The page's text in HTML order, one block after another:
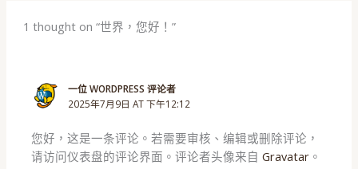
1 thought on “世界，您好！”
一位 WORDPRESS 评论者
2025年7月9日 AT 下午12:12
您好，这是一条评论。若需要审核、编辑或删除评论，
请访问仪表盘的评论界面。评论者头像来自Gravatar 。